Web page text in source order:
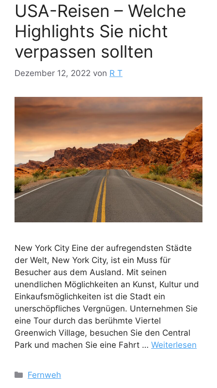
USA-Reisen – Welche
Highlights Sie nicht
verpassen sollten
Dezember 12, 2022 von R T
New York City Eine der aufregendsten Städte
der Welt, New York City, ist ein Muss für
Besucher aus dem Ausland. Mit seinen
unendlichen Möglichkeiten an Kunst, Kultur und
Einkaufsmöglichkeiten ist die Stadt ein
unerschöpfliches Vergnügen. Unternehmen Sie
eine Tour durch das berühmte Viertel
Greenwich Village, besuchen Sie den Central
Park und machen Sie eine Fahrt … Weiterlesen
Kategorien
Fernweh